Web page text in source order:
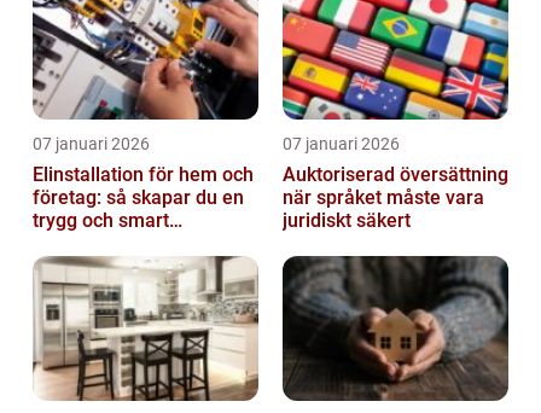
07 januari 2026
Elinstallation för hem och
företag: så skapar du en
trygg och smart
07 januari 2026
Auktoriserad översättning
när språket måste vara
juridiskt säkert